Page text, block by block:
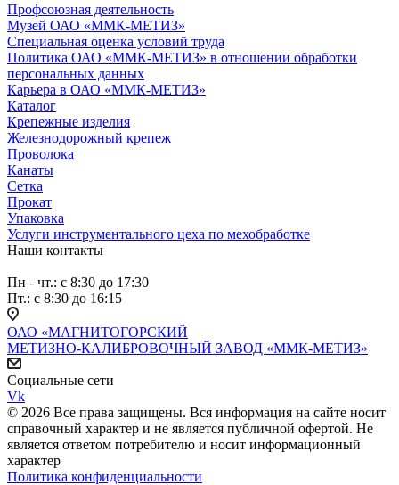
Профсоюзная деятельность
Музей ОАО «ММК-МЕТИЗ»
Специальная оценка условий труда
Политика ОАО «ММК-МЕТИЗ» в отношении обработки
персональных данных
Карьера в ОАО «ММК-МЕТИЗ»
Каталог
Крепежные изделия
Железнодорожный крепеж
Проволока
Канаты
Сетка
Прокат
Упаковка
Услуги инструментального цеха по мехобработке
Наши контакты
Пн - чт.: с 8:30 до 17:30
Пт.: с 8:30 до 16:15
ОАО «МАГНИТОГОРСКИЙ
МЕТИЗНО-КАЛИБРОВОЧНЫЙ ЗАВОД «ММК-МЕТИЗ»
Социальные сети
Vk
© 2026 Все права защищены. Вся информация на сайте носит
справочный характер и не является публичной офертой. Не
является ответом потребителю и носит информационный
характер
Политика конфиденциальности